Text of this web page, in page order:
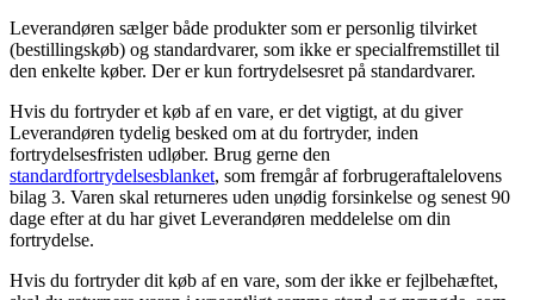
Leverandøren sælger både produkter som er personlig tilvirket
(bestillingskøb) og standardvarer, som ikke er specialfremstillet til
den enkelte køber. Der er kun fortrydelsesret på standardvarer.
Hvis du fortryder et køb af en vare, er det vigtigt, at du giver
Leverandøren tydelig besked om at du fortryder, inden
fortrydelsesfristen udløber. Brug gerne den
standardfortrydelsesblanket, som fremgår af forbrugeraftalelovens
bilag 3. Varen skal returneres uden unødig forsinkelse og senest 90
dage efter at du har givet Leverandøren meddelelse om din
fortrydelse.
Hvis du fortryder dit køb af en vare, som der ikke er fejlbehæftet,